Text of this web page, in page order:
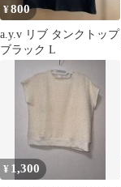
¥800
a.y.v リブ タンクトップ
ブラック L
¥ 1,300